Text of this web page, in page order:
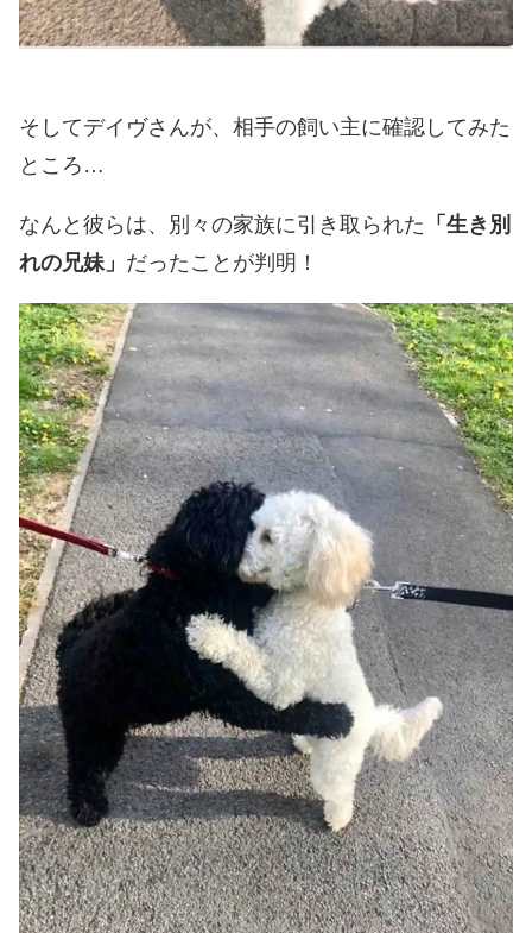
そしてデイヴさんが、相手の飼い主に確認してみた
ところ…
なんと彼らは、別々の家族に引き取られた 「生き別
れの兄妹」 だったことが判明！